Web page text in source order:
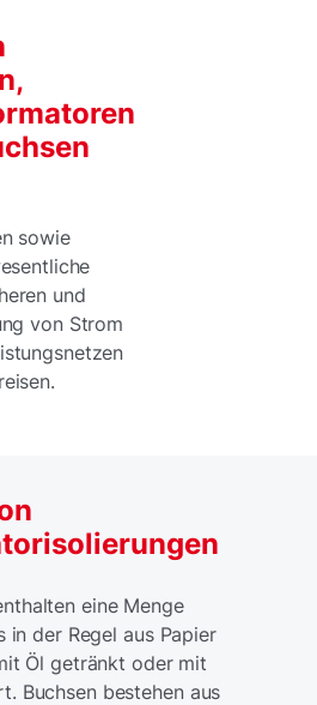
sowie
und
von Strom
eine Menge
in der Regel aus Papier
Öl getränkt oder mit
Buchsen bestehen aus